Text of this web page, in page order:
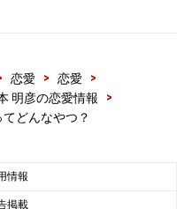
恋愛 > 恋愛
>
明彦の恋愛情報
>
どんなやつ？
情報
掲載